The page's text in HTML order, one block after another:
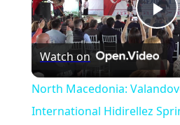
Watch on
North Macedonia:
International Hidirellez